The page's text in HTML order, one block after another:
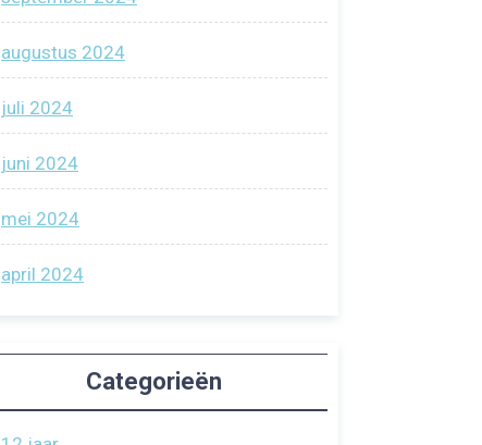
augustus 2024
juli 2024
juni 2024
mei 2024
april 2024
Categorieën